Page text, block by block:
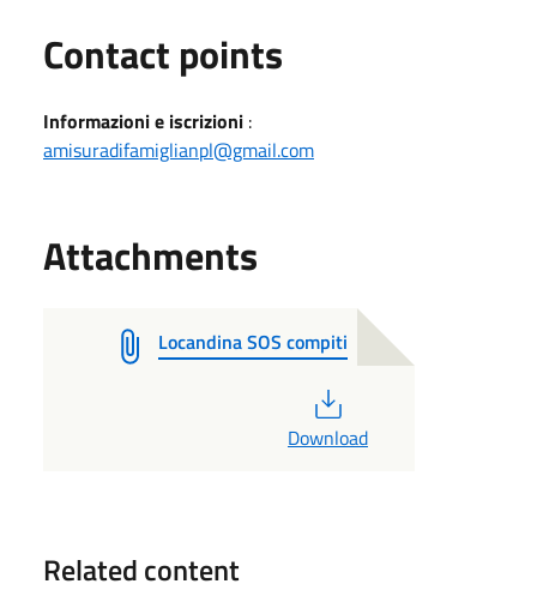
Contact points
Informazioni e iscrizioni :
amisuradifamiglianpl@gmail.com
Attachments
Locandina SOS compiti
Download
Related content